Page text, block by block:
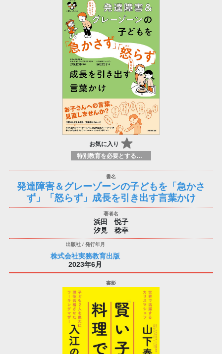
お気に入り
特別教育を必要とする学習者の指導
発達障害＆グレーゾーンの子どもを「急かさ
ず」「怒らず」成長を引き出す言葉かけ
浜田 悦子
汐見 稔幸
株式会社実務教育出版
2023年6月